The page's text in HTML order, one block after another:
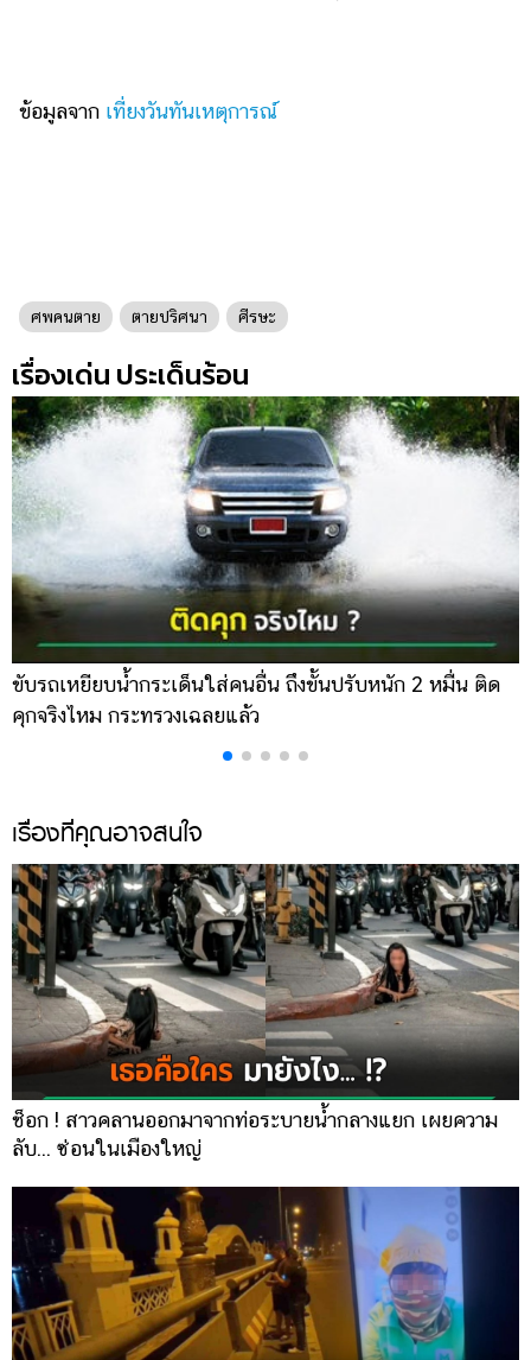
ข้อมูลจาก เที่ยงวันทันเหตุการณ์
ศพคนตาย ตายปริศนา ศีรษะ
เรื่องเด่น ประเด็นร้อน
ขับรถเหยียบน้ำกระเด็นใส่คนอื่น ถึงขั้นปรับหนัก 2 หมื่น ติด
คุกจริงไหม กระทรวงเฉลยแล้ว
เรื่องที่คุณอาจสนใจ
ช็อก ! สาวคลานออกมาจากท่อระบายน้ำกลางแยก เผยความ
ลับ... ซ่อนในเมืองใหญ่